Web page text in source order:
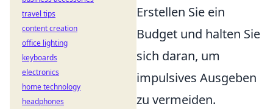
Erstellen Sie ein
Budget und halten Sie
sich daran, um
impulsives Ausgeben
zu vermeiden.
travel tips
content creation
office lighting
keyboards
electronics
home technology
headphones